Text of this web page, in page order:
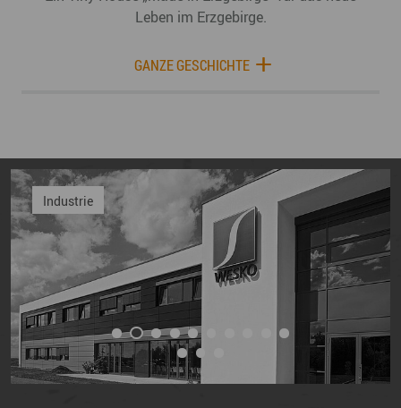
Leben im Erzgebirge.
GANZE GESCHICHTE
Industrie